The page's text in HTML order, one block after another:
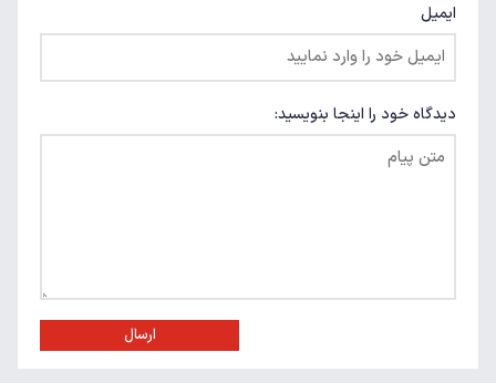
ایمیل
دیدگاه خود را اینجا بنویسید:
ارسال